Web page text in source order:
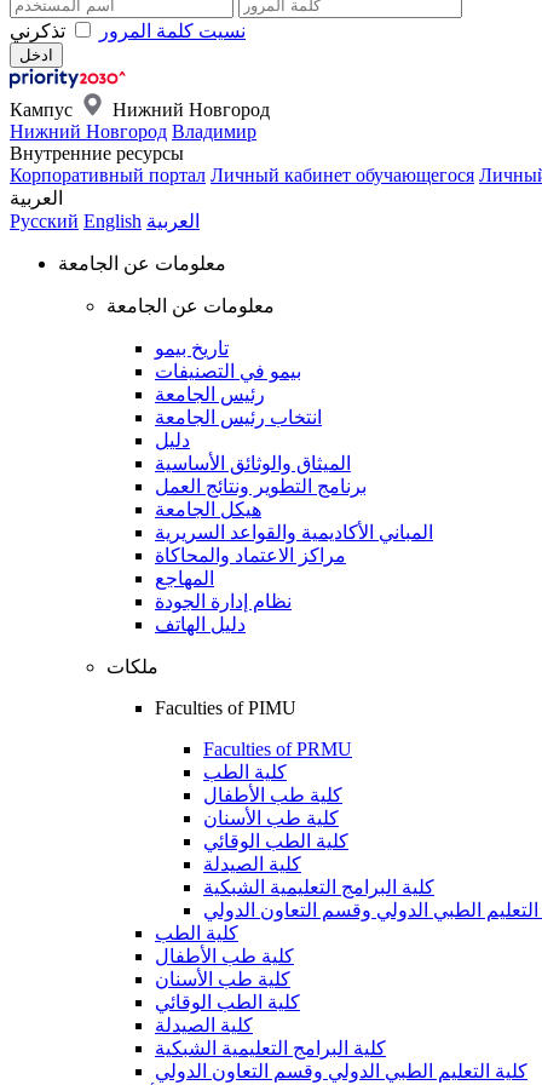
نسيت كلمة المرور تذكرني
Кампус
Нижний Новгород
Нижний Новгород Владимир
Внутренние ресурсы
Корпоративный портал Личный кабинет обучающегося
العربية
Русский English العربية
معلومات عن الجامعة
معلومات عن الجامعة
تاريخ بيمو
بيمو في التصنيفات
رئيس الجامعة
انتخاب رئيس الجامعة
دليل
الميثاق والوثائق الأساسية
برنامج التطوير ونتائج العمل
هيكل الجامعة
المباني الأكاديمية والقواعد السريرية
مراكز الاعتماد والمحاكاة
المهاجع
نظام إدارة الجودة
دليل الهاتف
ملكات
Faculties of PIMU
Faculties of PRMU
كلية الطب
كلية طب الأطفال
كلية طب الأسنان
كلية الطب الوقائي
كلية الصيدلة
كلية البرامج التعليمية الشبكية
التعليم الطبي الدولي وقسم التعاون الدولي
كلية الطب
كلية طب الأطفال
كلية طب الأسنان
كلية الطب الوقائي
كلية الصيدلة
كلية البرامج التعليمية الشبكية
كلية التعليم الطبي الدولي وقسم التعاون الدولي